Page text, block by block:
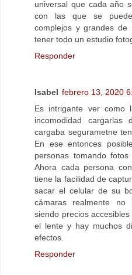
universal que cada año
con las que se
complejos y grandes
tener todo un estudio
Responder
Isabel febrero 13, 2020
Es intrigante ver como
incomodidad
cargaba segurametne
En ese entonces
personas tomando
Ahora cada persona
tiene la facilidad de
sacar el celular de su
cámaras realmente
siendo precios
el lente y hay muchos
efectos.
Responder